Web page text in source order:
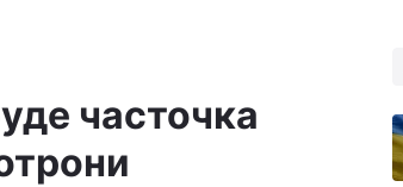
часточка